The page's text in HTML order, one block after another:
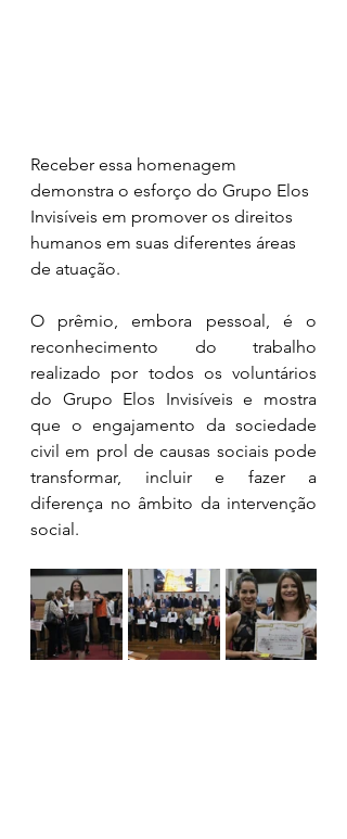
Receber essa homenagem
demonstra o esforço do Grupo Elos
Invisíveis em promover os direitos
humanos em suas diferentes áreas
de atuação.
O prêmio, embora pessoal, é o
reconhecimento do trabalho
realizado por todos os voluntários
do Grupo Elos Invisíveis e mostra
que o engajamento da sociedade
civil em prol de causas sociais pode
transformar, incluir e fazer a
diferença no âmbito da intervenção
social.